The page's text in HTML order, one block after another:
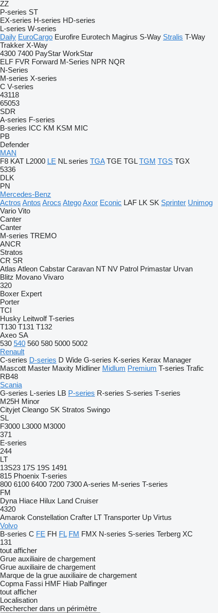
ZZ
P-series ST
EX-series H-series HD-series
L-series W-series
Daily EuroCargo Eurofire Eurotech Magirus S-Way Stralis T-Way
Trakker X-Way
4300 7400 PayStar WorkStar
ELF FVR Forward M-Series NPR NQR
N-Series
M-series X-series
C V-series
43118
65053
SDR
A-series F-series
B-series ICC KM KSM MIC
PB
Defender
MAN
F8 KAT L2000 LE NL series TGA TGE TGL TGM TGS TGX
5336
DLK
PN
Mercedes-Benz
Actros Antos Arocs AtegoAxor Econic LAF LK SK Sprinter Unimog
Vario Vito
Canter
Canter
M-series TREMO
ANCR
Stratos
CR SR
Atlas Atleon Cabstar Caravan NT NV Patrol Primastar Urvan
Blitz Movano Vivaro
320
Boxer Expert
Porter
TCI
Husky Leitwolf T-series
T130 T131 T132
Axeo SA
530 540 560 580 5000 5002
Renault
C-series D-series D Wide G-series K-series Kerax Manager
Mascott Master Maxity Midliner Midlum Premium T-series Trafic
RB48
Scania
G-series L-series LB P-series R-series S-series T-series
M25H Minor
Cityjet Cleango SK Stratos Swingo
SL
F3000 L3000 M3000
371
E-series
244
LT
13S23 17S 19S 1491
815 Phoenix T-series
800 6100 6400 7200 7300A-series M-series T-series
FM
Dyna Hiace Hilux Land Cruiser
4320
Amarok Constellation Crafter LT Transporter Up Virtus
Volvo
B-series C FE FH FL FM FMX N-series S-series Terberg XC
131
tout afficher
Grue auxiliaire de chargement
Grue auxiliaire de chargement
Marque de la grue auxiliaire de chargement
Copma Fassi HMF Hiab Palfinger
tout afficher
Localisation
Rechercher dans un périmètre